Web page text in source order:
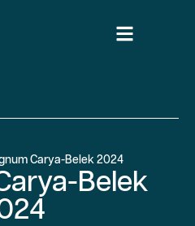
Carya-Belek 2024
Belek